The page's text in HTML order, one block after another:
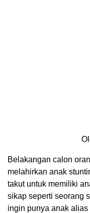
Belakangan calon
melahirkan anak
takut untuk memiliki
sikap seperti seorang
ingin punya anak alias